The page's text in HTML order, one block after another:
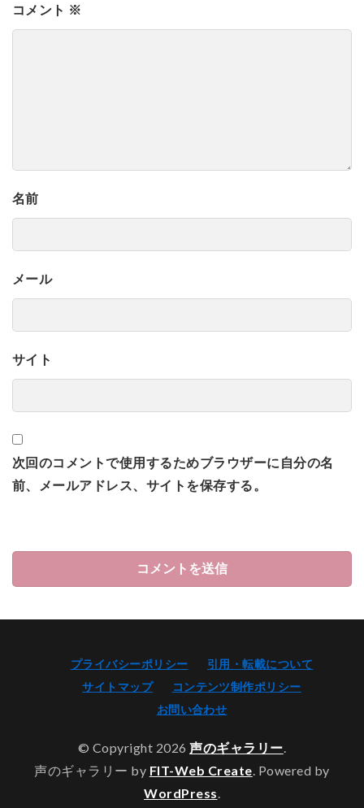
コメント ※
名前
メール
サイト
次回のコメントで使用するためブラウザーに自分の名
前、メールアドレス、サイトを保存する。
プライバシーポリシー
引用・転載について
サイトマップ
コンテンツ制作ポリシー
お問い合わせ
© Copyright 2026声のギャラリー.
声のギャラリー by FIT-Web Create. Powered by
WordPress.